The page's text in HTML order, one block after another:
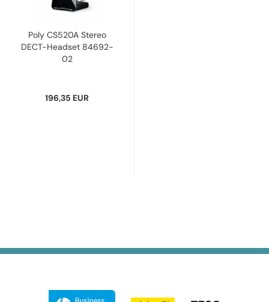
Poly CS520A Stereo
DECT-Headset 84692-
02
196,35 EUR